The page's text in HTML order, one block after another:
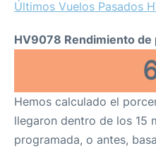
Últimos Vuelos Pasados
HV9078 Rendimiento de
Hemos calculado el
llegaron dentro de los 15
programada, o antes,